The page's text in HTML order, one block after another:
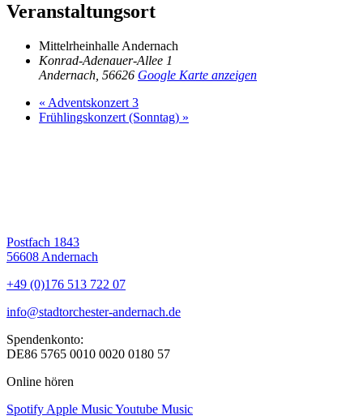
Veranstaltungsort
Mittelrheinhalle Andernach
Konrad-Adenauer-Allee 1
Andernach 56626 Google Karte anzeigen
« Adventskonzert 3
Frühlingskonzert (Sonntag) »
Postfach 1843
56608 Andernach
+49 (0)176 513 722 07
info@stadtorchester-andernach.de
Spendenkonto:
DE86 5765 0010 0020 0180 57
Online hören
Spotify Apple MusicYoutube Music